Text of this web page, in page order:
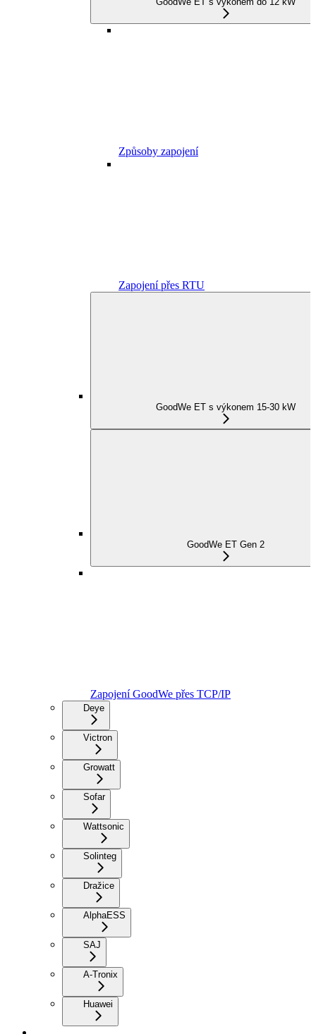
Způsoby zapojení
Zapojení přes RTU
GoodWe ET s výkonem 15-30 kW
GoodWe ET Gen 2
Zapojení GoodWe přes TCP/IP
Deye
Victron
Growatt
Sofar
Wattsonic
Solinteg
Dražice
AlphaESS
SAJ
A-Tronix
Huawei